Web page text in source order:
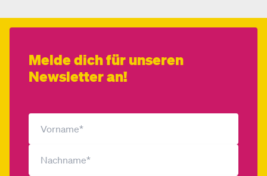
Melde dich für unseren
Newsletter an!